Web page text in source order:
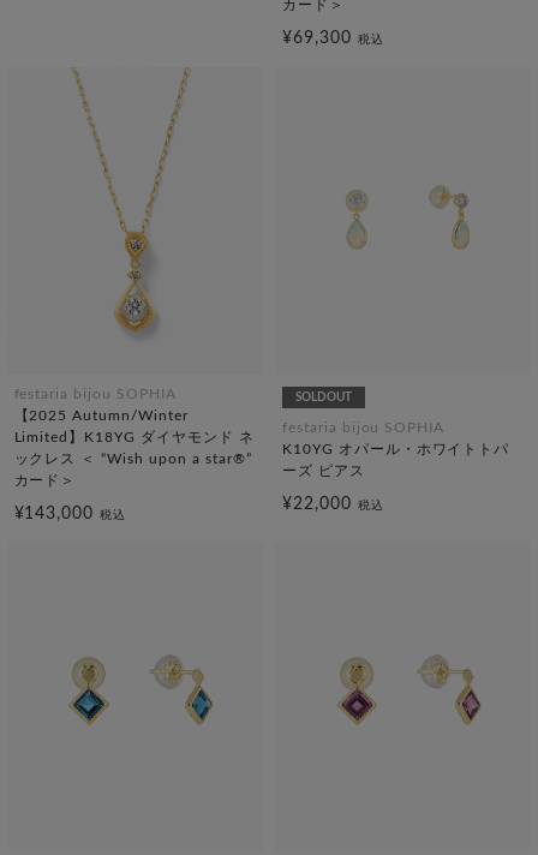
カード＞
¥69,300 税込
festaria bijou SOPHIA
【2025 Autumn/Winter
Limited】K18YG ダイヤモンド ネ
ックレス ＜ “Wish upon a star®”
カード＞
¥143,000税込
SOLDOUT
festaria bijou SOPHIA
K10YG オパール・ホワイトトパ
ーズ ピアス
¥22,000 税込